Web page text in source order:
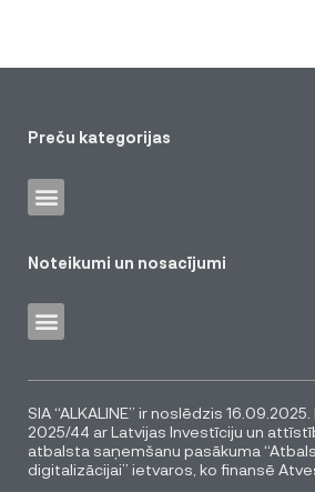
Preču kategorijas
Noteikumi un nosacījumi
SIA “ALKALINE” ir noslēdzis
2025/44 ar Latvijas Investīciju un
atbalsta saņemšanu pasākuma
digitalizācijai” ietvaros, ko finansē